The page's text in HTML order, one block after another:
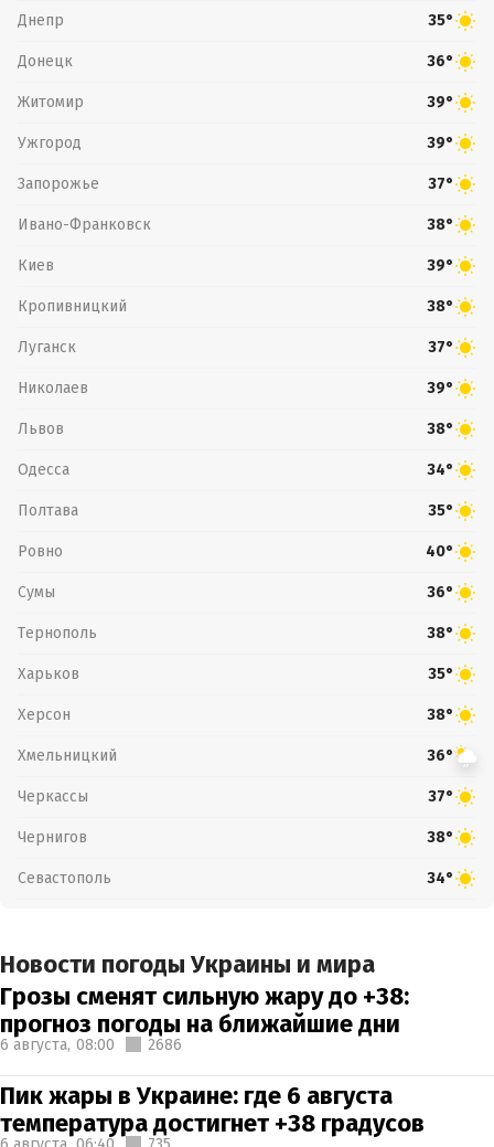
Днепр 35°
Донецк 36°
Житомир 39°
Ужгород 39°
Запорожье 37°
Ивано-Франковск 38°
Киев 39°
Кропивницкий 38°
Луганск 37°
Николаев 39°
Львов 38°
Одесса 34°
Полтава 35°
Ровно 40°
Сумы 36°
Тернополь 38°
Харьков 35°
Херсон 38°
Хмельницкий 36°
Черкассы 37°
Чернигов 38°
Севастополь 34°
Новости погоды Украины и мира
Грозы сменят сильную жару до +38:
прогноз погоды на ближайшие дни
6 августа, 08:00 2686
Пик жары в Украине: где 6 августа
температура достигнет +38 градусов